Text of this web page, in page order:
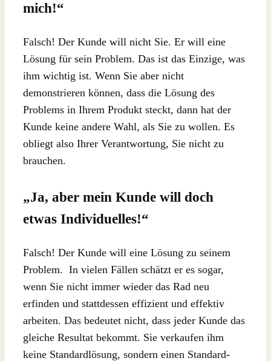
mich!“
Falsch! Der Kunde will nicht Sie. Er will eine
Lösung für sein Problem. Das ist das Einzige, was
ihm wichtig ist. Wenn Sie aber nicht
demonstrieren können, dass die Lösung des
Problems in Ihrem Produkt steckt, dann hat der
Kunde keine andere Wahl, als Sie zu wollen. Es
obliegt also Ihrer Verantwortung, Sie nicht zu
brauchen.
„Ja, aber mein Kunde will doch
etwas Individuelles!“
Falsch! Der Kunde will eine Lösung zu seinem
Problem. In vielen Fällen schätzt er es sogar,
wenn Sie nicht immer wieder das Rad neu
erfinden und stattdessen effizient und effektiv
arbeiten. Das bedeutet nicht, dass jeder Kunde das
gleiche Resultat bekommt. Sie verkaufen ihm
keine Standardlösung, sondern einen Standard-